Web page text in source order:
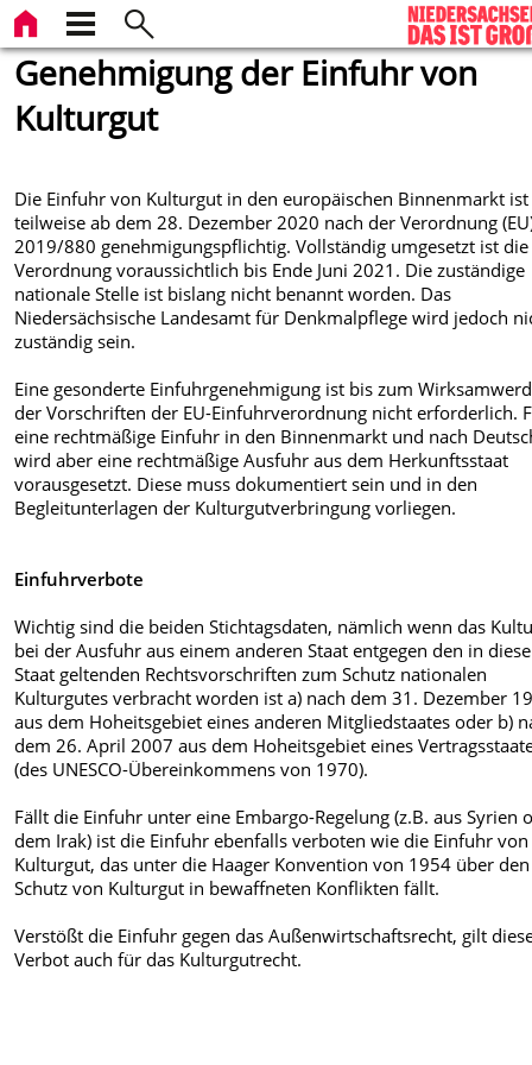
Genehmigung der Einfuhr von
Kulturgut
Die Einfuhr von Kulturgut in den europäischen Binnenmarkt ist
teilweise ab dem 28. Dezember 2020 nach der Verordnung
2019/880 genehmigungspflichtig. Vollständig umgesetzt ist die
Verordnung voraussichtlich bis Ende Juni 2021. Die zuständige
nationale Stelle ist bislang nicht benannt worden. Das
Niedersächsische Landesamt für Denkmalpflege wird jedoch
zuständig sein.
Eine gesonderte Einfuhrgenehmigung ist bis zum
der Vorschriften der EU-Einfuhrverordnung nicht erforderlich.
eine rechtmäßige Einfuhr in den Binnenmarkt und nach
wird aber eine rechtmäßige Ausfuhr aus dem Herkunftsstaat
vorausgesetzt. Diese muss dokumentiert sein und in den
Begleitunterlagen der Kulturgutverbringung vorliegen.
Einfuhrverbote
Wichtig sind die beiden Stichtagsdaten, nämlich wenn das
bei der Ausfuhr aus einem anderen Staat entgegen den in
Staat geltenden Rechtsvorschriften zum Schutz nationalen
Kulturgutes verbracht worden ist a) nach dem 31. Dezember
aus dem Hoheitsgebiet eines anderen Mitgliedstaates oder b)
dem 26. April 2007 aus dem Hoheitsgebiet eines
(des UNESCO-Übereinkommens von 1970).
Fällt die Einfuhr unter eine Embargo-Regelung (z.B. aus Syrien
dem Irak) ist die Einfuhr ebenfalls verboten wie die Einfuhr von
Kulturgut, das unter die Haager Konvention von 1954 über den
Schutz von Kulturgut in bewaffneten Konflikten fällt.
Verstößt die Einfuhr gegen das Außenwirtschaftsrecht, gilt
Verbot auch für das Kulturgutrecht.